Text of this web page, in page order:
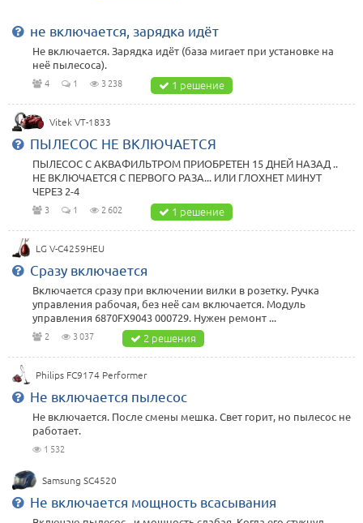
не включается, зарядка идёт
Не включается. Зарядка идёт (база мигает при установке на
неё пылесоса).
4 1 3 238 1 решение
Vitek VT-1833
ПЫЛЕСОС НЕ ВКЛЮЧАЕТСЯ
ПЫЛЕСОС С АКВАФИЛЬТРОМ ПРИОБРЕТЕН 15 ДНЕЙ НАЗАД ..
НЕ ВКЛЮЧАЕТСЯ С ПЕРВОГО РАЗА... ИЛИ ГЛОХНЕТ МИНУТ
ЧЕРЕЗ 2-4
3 1 2 602 1 решение
LG V-C4259HEU
Сразу включается
Включается сразу при включении вилки в розетку. Ручка
управления рабочая, без неё сам включается. Модуль
управления 6870FX9043 000729. Нужен ремонт ...
2 3 037 2 решения
Philips FC9174 Performer
Не включается пылесос
Не включается. После смены мешка. Свет горит, но пылесос не
работает.
1 532
Samsung SC4520
Не включается мощность всасывания